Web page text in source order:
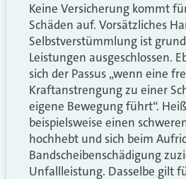
Keine Versicherung kommt
Schäden auf. Vorsätzliches
Selbstverstümmlung ist
Leistungen ausgeschlossen.
sich der Passus „wenn eine
Kraftanstrengung zu einer
eigene Bewegung führt“.
beispielsweise einen
hochhebt und sich beim
Bandscheibenschädigung
Unfallleistung. Dasselbe gilt